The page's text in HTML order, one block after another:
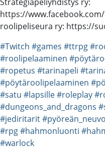
https://www.facebook.com/
roolipeliseura ry: https://
#Twitch #games #ttrpg
#roolipelaaminen
#ropetus #tarinapeli
#pöytäroolipelaaminen
#satu #lapsille#roleplay
#dungeons_and_dragons
#jediritarit
#rpg#hahmonluonti
#warlock